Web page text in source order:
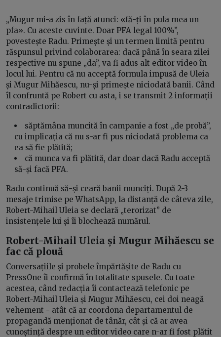
„Mugur mi-a zis în față atunci: «fă-ți în pula mea un
pfa». Cu aceste cuvinte. Doar PFA legal 100%”,
povestește Radu. Primește și un termen limită pentru
răspunsul privind colaborarea: dacă până în seara zilei
respective nu spune „da”, va fi adus alt editor video în
locul lui. Pentru că nu acceptă formula impusă de Uleia
și Mugur Mihăescu, nu-și primește niciodată banii. Când
îl confruntă pe Robert cu asta, i se transmit 2 informații
contradictorii:
săptămâna muncită în campanie a fost „de probă”,
cu implicația că nu s-ar fi pus niciodată problema ca
ea să fie plătită;
că munca va fi plătită, dar doar dacă Radu acceptă
să-și facă PFA.
Radu continuă să-și ceară banii munciți. După 2-3
mesaje trimise pe WhatsApp, la distanță de câteva zile,
Robert-Mihail Uleia se declară „terorizat” de
insistențele lui și îi blochează numărul.
Robert-Mihail Uleia și Mugur Mihăescu se
fac că plouă
Conversațiile și probele împărtășite de Radu cu
PressOne îi confirmă în totalitate spusele. Cu toate
acestea, când redacția îi contactează telefonic pe
Robert-Mihail Uleia și Mugur Mihăescu, cei doi neagă
vehement - atât că ar coordona departamentul de
propagandă menționat de tânăr, cât și că ar avea
cunoștință despre un editor video care n-ar fi fost plătit